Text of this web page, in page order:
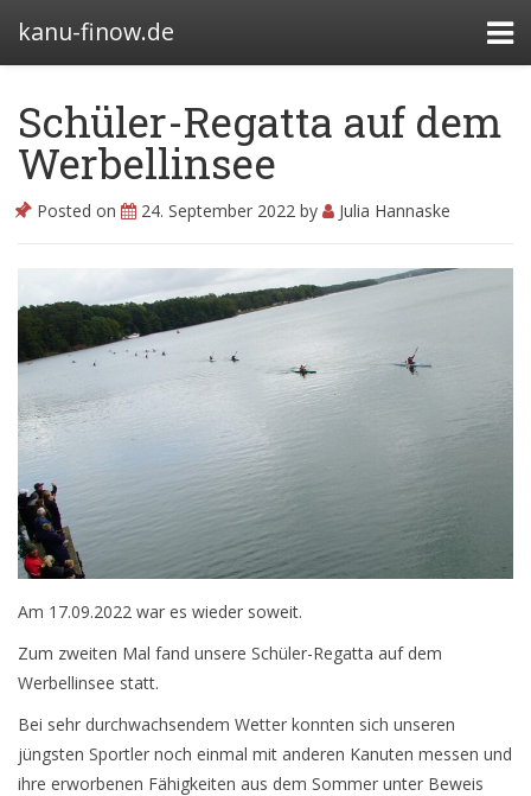
kanu-finow.de
Beitragssatzung
Kanurennsport
Wasserwandern
Seniorensportgruppe
Aktuelles
Planung für das laufende Sportjahr
Infobox
Schüler-Regatta auf dem
Werbellinsee
Posted on 24. September 2022 by Julia Hannaske
Am 17.09.2022 war es wieder soweit.
Zum zweiten Mal fand unsere Schüler-Regatta auf dem
Werbellinsee statt.
Bei sehr durchwachsendem Wetter konnten sich unseren
jüngsten Sportler noch einmal mit anderen Kanuten messen und
ihre erworbenen Fähigkeiten aus dem Sommer unter Beweis